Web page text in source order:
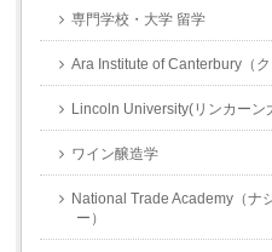
専門学校・大学 留学
Ara Institute of Canterbury（
Lincoln University(リンカーン
ワイン醸造学
National Trade Academy（ナ
ー）